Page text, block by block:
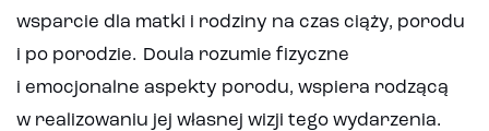
wsparcie dla matki i rodziny na czas ciąży, porodu
i po porodzie. Doula rozumie fizyczne
i emocjonalne aspekty porodu, wspiera rodzącą
w realizowaniu jej własnej wizji tego wydarzenia.